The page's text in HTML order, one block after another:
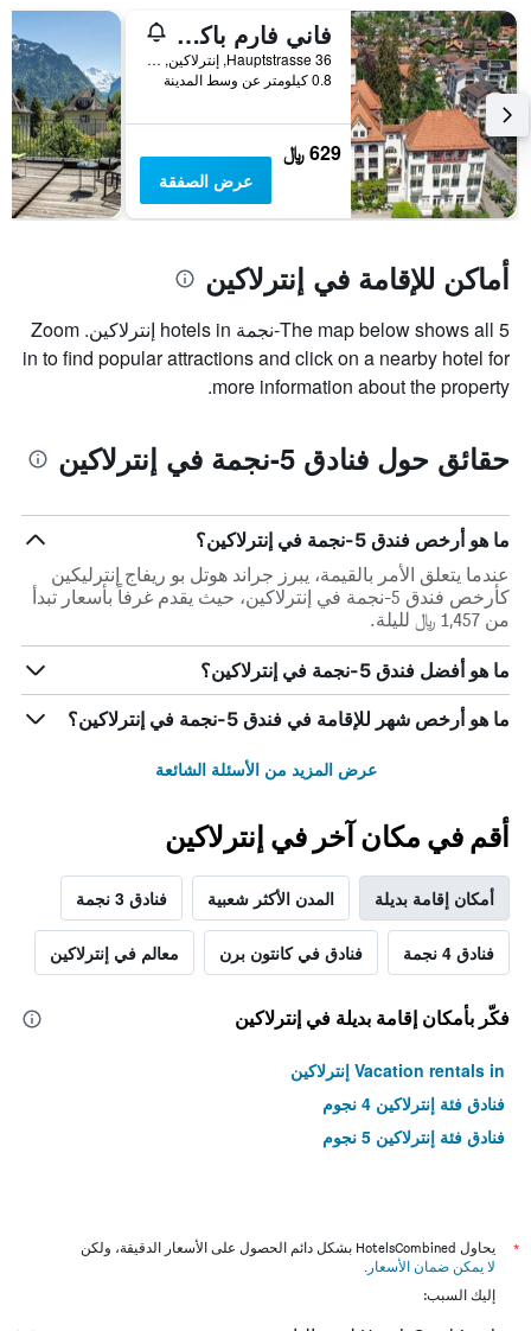
فاني فارم باكباكرز
Hauptstrasse 36, إنترلاكين, كانتون برن, سويسرا
0.8 كيلومتر عن وسط المدينة
629 ﷼
عرض الصفقة
أماكن للإقامة في إنترلاكين
The map below shows all 5-نجمة hotels in إنترلاكين. Zoom
in to find popular attractions and click on a nearby hotel for
more information about the property.
حقائق حول فنادق 5-نجمة في إنترلاكين
ما هو أرخص فندق 5-نجمة في إنترلاكين؟
عندما يتعلق الأمر بالقيمة، يبرز جراند هوتل بو ريفاج إنترليكين
كأرخص فندق 5-نجمة في إنترلاكين، حيث يقدم غرفاً بأسعار تبدأ
من 1,457 ﷼ لليلة.
ما هو أفضل فندق 5-نجمة في إنترلاكين؟
ما هو أرخص شهر للإقامة في فندق 5-نجمة في إنترلاكين؟
عرض المزيد من الأسئلة الشائعة
أقم في مكان آخر في إنترلاكين
أمكان إقامة بديلة المدن الأكثر شعبية فنادق 3 نجمة
فنادق 4 نجمة فنادق في كانتون برن معالم في إنترلاكين
فكّر بأمكان إقامة بديلة في إنترلاكين
Vacation rentals in إنترلاكين
فنادق فئة إنترلاكين 4 نجوم
فنادق فئة إنترلاكين 5 نجوم
*
يحاول HotelsCombined بشكل دائم الحصول على الأسعار الدقيقة، ولكن
لا يمكن ضمان الأسعار .
إليك السبب: